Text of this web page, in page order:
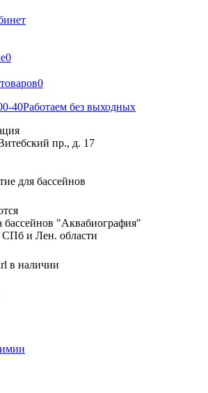
0
0
40Работаем без выходных
пр., д. 17
для бассейнов
бассейнов "Аквабиография"
СПб и Лен. области
в наличии